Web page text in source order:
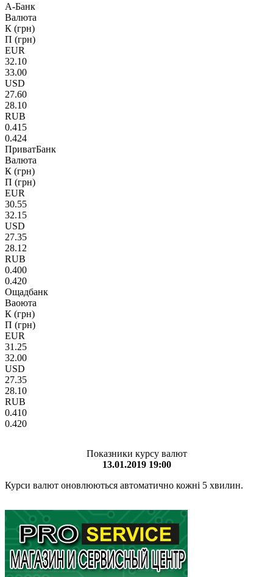
А-Банк
Валюта
К (грн)
П (грн)
EUR
32.10
33.00
USD
27.60
28.10
RUB
0.415
0.424
ПриватБанк
Валюта
К (грн)
П (грн)
EUR
30.55
32.15
USD
27.35
28.12
RUB
0.400
0.420
Ощадбанк
Ваоюта
К (грн)
П (грн)
EUR
31.25
32.00
USD
27.35
28.10
RUB
0.410
0.420
Показники курсу валют
13.01.2019 19:00
Курси валют оновлюються автоматично кожні 5 хвилин.